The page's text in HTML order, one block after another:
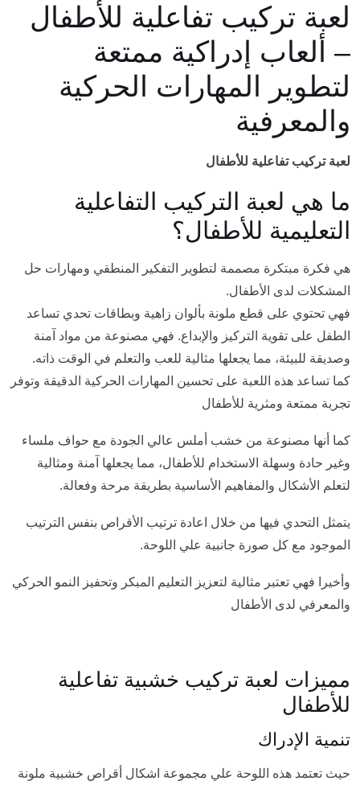
ومهارات
التعلم
‎لعبة تركيب تفاعلية للأطفال
– ألعاب إدراكية ممتعة
لتطوير المهارات الحركية
والمعرفية
لعبة تركيب تفاعلية للأطفال
ما هي لعبة التركيب التفاعلية
التعليمية للأطفال؟
هي فكرة مبتكرة مصممة لتطوير التفكير المنطقي ومهارات حل
المشكلات لدى الأطفال.
فهي تحتوي على قطع ملونة بألوان زاهية وبطاقات تحدي تساعد
الطفل على تقوية التركيز والإبداع. فهي مصنوعة من مواد آمنة
وصديقة للبيئة، مما يجعلها مثالية للعب والتعلم في الوقت ذاته.
كما تساعد هذه اللعبة على تحسين المهارات الحركية الدقيقة وتوفر
تجربة ممتعة ومثرية للأطفال
كما أنها مصنوعة من خشب أملس عالي الجودة مع حواف ملساء
وغير حادة وسهلة الاستخدام للأطفال، مما يجعلها آمنة ومثالية
لتعلم الأشكال والمفاهيم الأساسية بطريقة مرحة وفعالة.
يتمثل التحدي فيها من خلال اعادة ترتيب الأقراص بنفس الترتيب
الموجود مع كل صورة جانبية علي اللوحة.
وأخيرا فهي تعتبر مثالية لتعزيز التعليم المبكر وتحفيز النمو الحركي
والمعرفي لدى الأطفال
مميزات لعبة تركيب خشبية تفاعلية
للأطفال
تنمية الإدراك
حيث تعتمد هذه اللوحة علي مجموعة اشكال أقراص خشبية ملونة